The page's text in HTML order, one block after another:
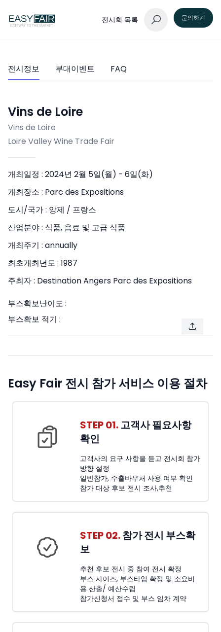
전시회 목록 문의하기
전시정보 부대이벤트 FAQ
Vins de Loire
Vins de Loire
Loire Valley Wine Trade Fair
개최일정 : 2024년 2월 5일(월) - 6일(화)
개최장소 : Parc des Expositions
도시/국가 : 앙제 / 프랑스
산업분야 : 식품, 음료 및 고급 식품
개최주기 : annually
최초개최년도 : 1987
주최자 : Destination Angers Parc des Expositions
부스확보난이도 :
부스확보 적기 :
Easy Fair 전시 참가 서비스 이용 절차
STEP 01.고객사 필요사항
확인
고객사의 요구 사항을 듣고 전시회 참가
방향 설정
일반참가, 수출바우처 사용 여부 확인
참가 대상 후보 전시 조사,추천
STEP 02.참가 전시 부스확
보
추천 후보 전시 중 참여 전시 확정
부스 사이즈, 부스타입 확정 및 소요비
용 산출/ 예산수립
참가신청서 접수 및 부스 임차 계약